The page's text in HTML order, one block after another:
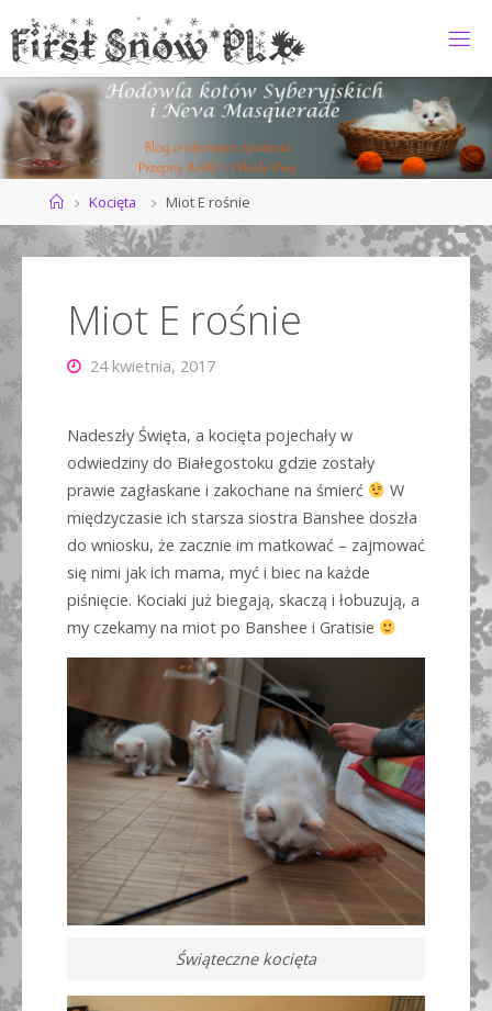
Przejdź
do
treści
IR
ST
N
W*
Strona
główna
Kocięta Miot E rośnie
Miot E rośnie
24 kwietnia, 2017
Nadeszły Święta, a kocięta pojechały w
odwiedziny do Białegostoku gdzie zostały
prawie zagłaskane i zakochane na śmierć
W
międzyczasie ich starsza siostra Banshee doszła
do wniosku, że zacznie im matkować – zajmować
się nimi jak ich mama, myć i biec na każde
piśnięcie. Kociaki już biegają, skaczą i łobuzują, a
my czekamy na miot po Banshee i Gratisie
Świąteczne kocięta